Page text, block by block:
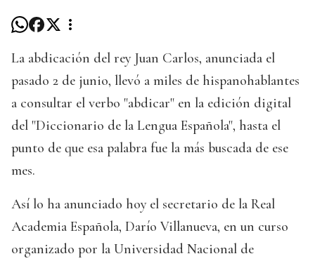
La abdicación del rey Juan Carlos, anunciada el
pasado 2 de junio, llevó a miles de hispanohablantes
a consultar el verbo "abdicar" en la edición digital
del "Diccionario de la Lengua Española", hasta el
punto de que esa palabra fue la más buscada de ese
mes.
Así lo ha anunciado hoy el secretario de la Real
Academia Española, Darío Villanueva, en un curso
organizado por la Universidad Nacional de